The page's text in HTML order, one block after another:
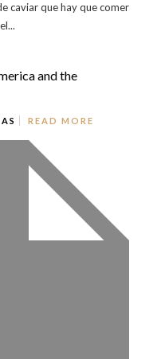
caviar que hay que comer
and the
READ MORE